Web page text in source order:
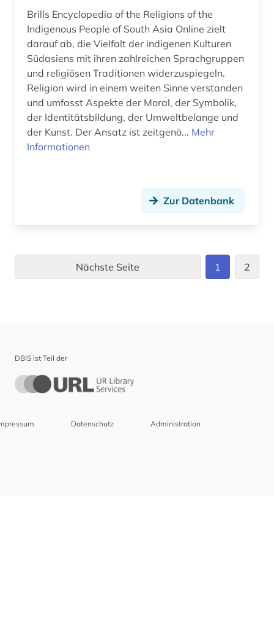
Brills Encyclopedia of the Religions of the
Indigenous People of South Asia Online zielt
darauf ab, die Vielfalt der indigenen Kulturen
Südasiens mit ihren zahlreichen Sprachgruppen
und religiösen Traditionen widerzuspiegeln.
Religion wird in einem weiten Sinne verstanden
und umfasst Aspekte der Moral, der Symbolik,
der Identitätsbildung, der Umweltbelange und
der Kunst. Der Ansatz ist zeitgenö... Mehr
Informationen
Zur Datenbank
Nächste Seite 1 2
DBIS ist Teil der
Datenschutz Administration